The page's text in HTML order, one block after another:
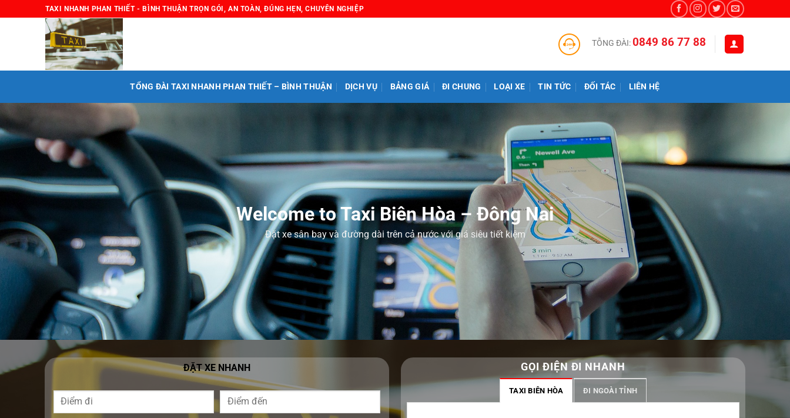
đến
TAXI NHANH PHAN THIẾT - BÌNH THUẬN TRỌN GÓI, AN TOÀN, ĐÚNG HẸN, CHUYÊN NGHIỆP
TỖNG ĐÀI:0849 86 77 88
TỔNG ĐÀI TAXI NHANH PHAN THIẾT – BÌNH THUẬN DỊCH VỤ BẢNG GIÁ ĐI CHUNG LOẠI XE TIN TỨC ĐỐI TÁC LIÊN HỆ
Welcome to Taxi Biên Hòa – Đông Nai
Đặt xe sân bay và đường dài trên cả nước với giá siêu tiết kiệm
ĐẶT XE NHANH GỌI ĐIỆN ĐI NHANH
TAXI BIÊN HÒA ĐI NGOÀI TỈNH